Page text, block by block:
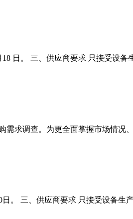
日。 三、供应商要求 只接受设备
需求调查。为更全面掌握市场情况
。 三、供应商要求 只接受设备生